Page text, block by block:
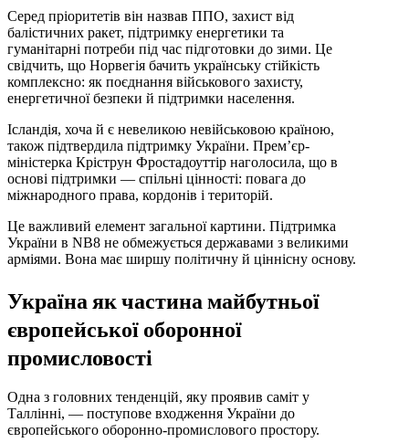
Серед пріоритетів він назвав ППО, захист від
балістичних ракет, підтримку енергетики та
гуманітарні потреби під час підготовки до зими. Це
свідчить, що Норвегія бачить українську стійкість
комплексно: як поєднання військового захисту,
енергетичної безпеки й підтримки населення.
Ісландія, хоча й є невеликою невійськовою країною,
також підтвердила підтримку України. Прем’єр-
міністерка Кріструн Фростадоуттір наголосила, що в
основі підтримки — спільні цінності: повага до
міжнародного права, кордонів і територій.
Це важливий елемент загальної картини. Підтримка
України в NB8 не обмежується державами з великими
арміями. Вона має ширшу політичну й ціннісну основу.
Україна як частина майбутньої
європейської оборонної
промисловості
Одна з головних тенденцій, яку проявив саміт у
Таллінні, — поступове входження України до
європейського оборонно-промислового простору.